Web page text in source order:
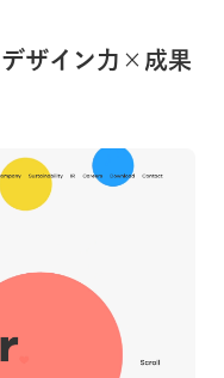
ザイン力×成果